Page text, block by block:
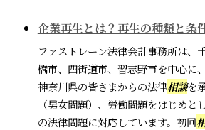
企業再生とは？再生の種類と条
ファストレーン法律会計事務所は、千
橋市、四街道市、習志野市を中心に
神奈川県の皆さまからの法律相談を
（男女問題）、労働問題をはじめと
の法律問題に対応しています。初回